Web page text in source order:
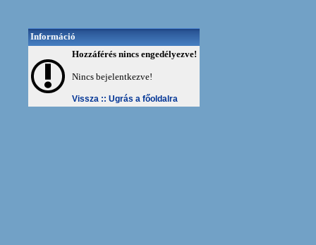
Információ
Hozzáférés nincs engedélyezve!
Nincs bejelentkezve!
Vissza :: Ugrás a főoldalra